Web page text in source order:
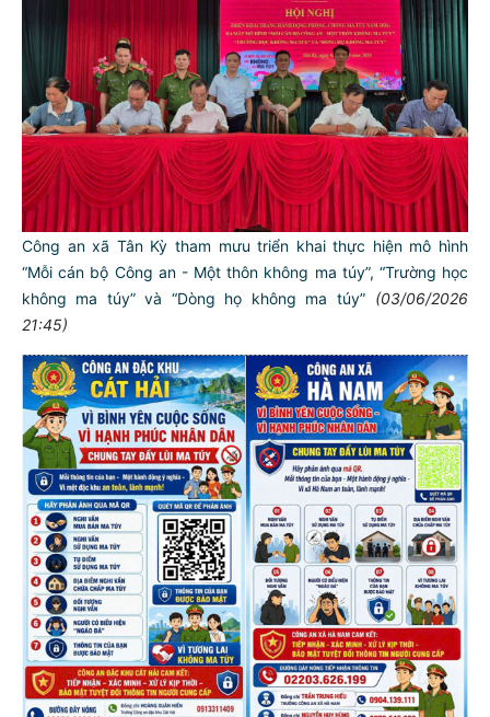
Công an xã Tân Kỳ tham mưu triển khai thực hiện mô hình
“Mỗi cán bộ Công an - Một thôn không ma túy”, “Trường học
không ma túy” và “Dòng họ không ma túy”
(03/06/2026
21:45)